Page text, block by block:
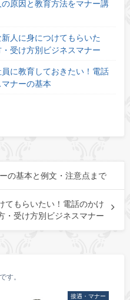
原因と教育方法をマナー講
人に身につけてもらいた
受け方別ビジネスマナー
に教育しておきたい！電話
ナーの基本
の基本と例文・注意点まで
てもらいたい！電話のかけ
・受け方別ビジネスマナー
す。
接遇・マナー